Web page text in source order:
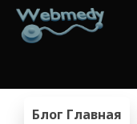
Блог Главная